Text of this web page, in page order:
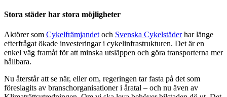
Stora städer har stora möjligheter
Aktörer som Cykelfrämjandet och Svenska Cykelstäderhar länge
efterfrågat ökade investeringar i cykelinfrastrukturen. Det är en
enkel väg framåt för att minska utsläppen och göra transporterna mer
hållbara.
Nu återstår att se när, eller om, regeringen tar fasta på det som
föreslagits av branschorganisationer i åratal – och nu även av